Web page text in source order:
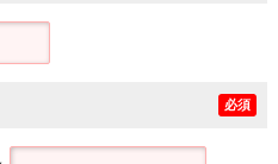
必須